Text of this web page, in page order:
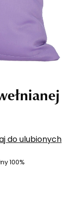
do ulubionych
100%